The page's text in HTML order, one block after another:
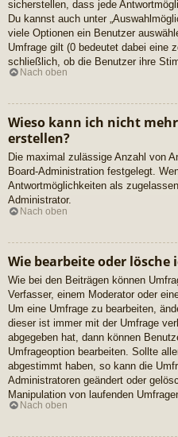
sicherstellen, dass jede
Du kannst auch unter
viele Optionen ein Benutzer
Umfrage gilt (0 bedeutet dabei eine
schließlich, ob die Benutzer ihre
Nach oben
Wieso kann ich nicht
erstellen?
Die maximal zulässige Anzahl von
Board-Administration festgelegt.
Antwortmöglichkeiten als
Administrator.
Nach oben
Wie bearbeite oder lösche
Wie bei den Beiträgen können
Verfasser, einem Moderator oder
Um eine Umfrage zu bearbeiten,
dieser ist immer mit der Umfrage
abgegeben hat, dann können
Umfrageoption bearbeiten. Sollte
abgestimmt haben, so kann die
Administratoren geändert oder
Manipulation von laufenden
Nach oben